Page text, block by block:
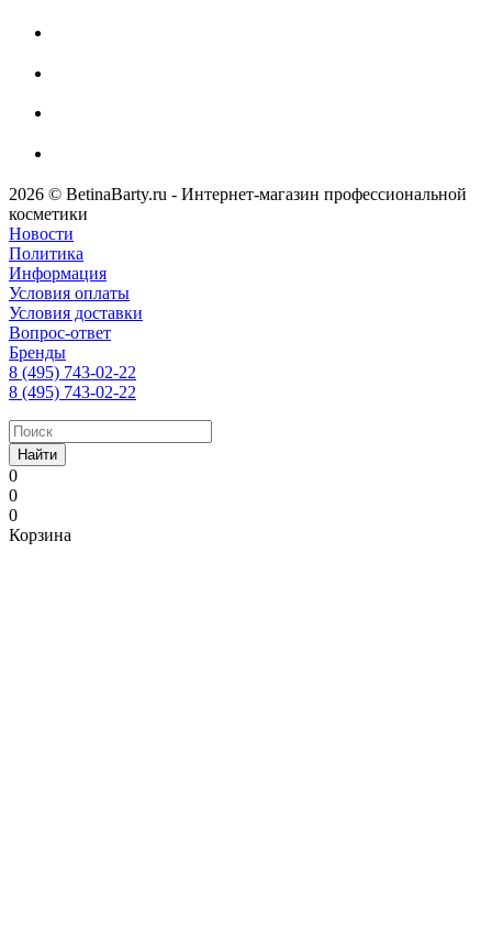
2026 © BetinaBarty.ru - Интернет-магазин профессиональной
косметики
Новости
Политика
Информация
Условия оплаты
Условия доставки
Вопрос-ответ
Бренды
8 (495) 743-02-22
8 (495) 743-02-22
Найти
0
0
0
Корзина